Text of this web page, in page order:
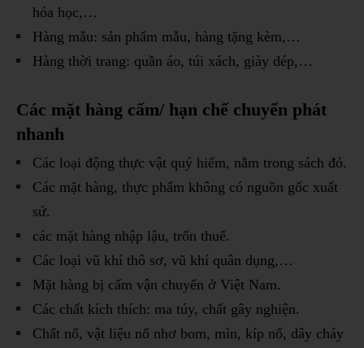
hóa học,…
Hàng mẫu: sản phẩm mẫu, hàng tặng kèm,…
Hàng thời trang: quần áo, túi xách, giày dép,…
Các mặt hàng cấm/ hạn chế chuyển phát
nhanh
Các loại động thực vật quý hiếm, nằm trong sách đỏ.
Các mặt hàng, thực phẩm không có nguồn gốc xuất
sứ.
các mặt hàng nhập lậu, trốn thuế.
Các loại vũ khí thô sơ, vũ khí quân dụng,…
Mặt hàng bị cấm vận chuyển ở Việt Nam.
Các chất kích thích: ma túy, chất gây nghiện.
Chất nổ, vật liệu nổ nhơ bom, mìn, kíp nổ, dây cháy